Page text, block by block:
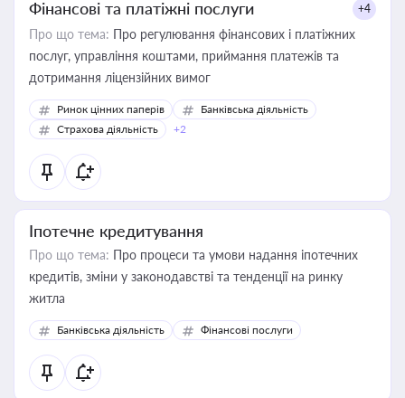
Фінансові та платіжні послуги +4
Про що тема: Про регулювання фінансових і платіжних
послуг, управління коштами, приймання платежів та
дотримання ліцензійних вимог
Ринок цінних паперів
Банківська діяльність
Страхова діяльність
+2
Іпотечне кредитування
Про що тема: Про процеси та умови надання іпотечних
кредитів, зміни у законодавстві та тенденції на ринку
житла
Банківська діяльність Фінансові послуги